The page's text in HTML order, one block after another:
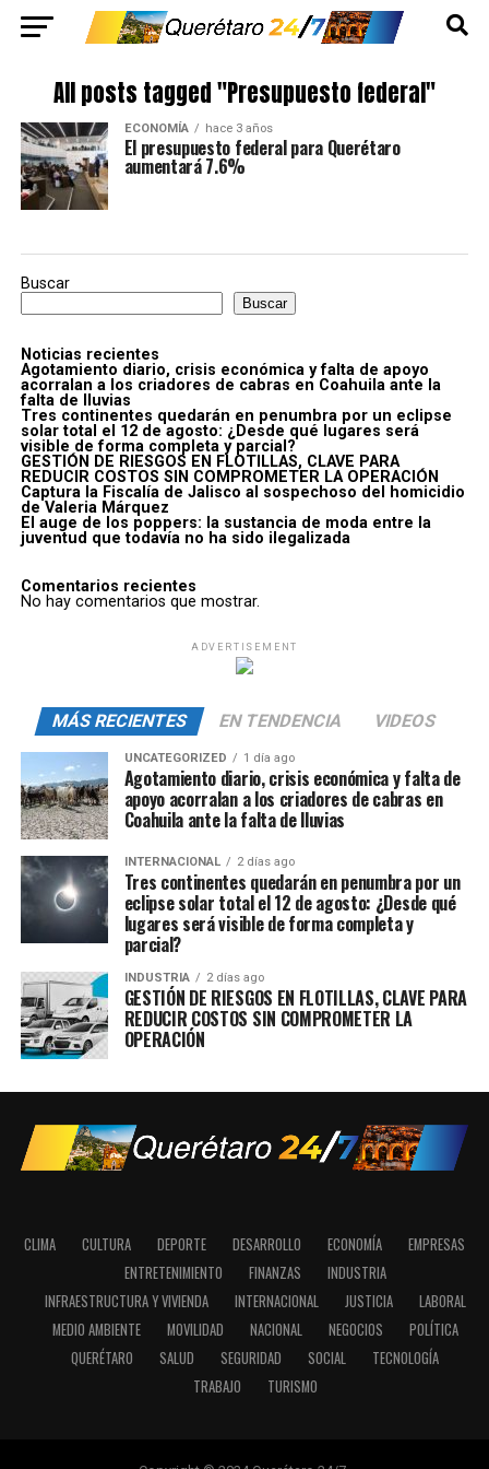
All posts tagged "Presupuesto federal"
ECONOMÍA hace 3 años
El presupuesto federal para Querétaro
aumentará 7.6%
Buscar
Buscar
Noticias recientes
Agotamiento diario, crisis económica y falta de apoyo
acorralan a los criadores de cabras en Coahuila ante la
falta de lluvias
Tres continentes quedarán en penumbra por un eclipse
solar total el 12 de agosto: ¿Desde qué lugares será
visible de forma completa y parcial?
GESTIÓN DE RIESGOS EN FLOTILLAS, CLAVE PARA
REDUCIR COSTOS SIN COMPROMETER LA OPERACIÓN
Captura la Fiscalía de Jalisco al sospechoso del homicidio
de Valeria Márquez
El auge de los poppers: la sustancia de moda entre la
juventud que todavía no ha sido ilegalizada
Comentarios recientes
No hay comentarios que mostrar.
ADVERTISEMENT
MÁS RECIENTES EN TENDENCIA VIDEOS
UNCATEGORIZED 1 día ago
Agotamiento diario, crisis económica y falta de
apoyo acorralan a los criadores de cabras en
Coahuila ante la falta de lluvias
INTERNACIONAL 2 días ago
Tres continentes quedarán en penumbra por un
eclipse solar total el 12 de agosto: ¿Desde qué
lugares será visible de forma completa y
parcial?
INDUSTRIA 2 días ago
GESTIÓN DE RIESGOS EN FLOTILLAS, CLAVE PARA
REDUCIR COSTOS SIN COMPROMETER LA
OPERACIÓN
CLIMA CULTURA DEPORTE DESARROLLO ECONOMÍA
EMPRESAS
ENTRETENIMIENTO
FINANZAS
INDUSTRIA
INFRAESTRUCTURA Y VIVIENDA
INTERNACIONAL JUSTICIA
LABORAL
MEDIO AMBIENTE
MOVILIDAD NACIONAL NEGOCIOS
POLÍTICA
QUERÉTARO
SALUD SEGURIDAD SOCIAL
TECNOLOGÍA
TRABAJO
TURISMO